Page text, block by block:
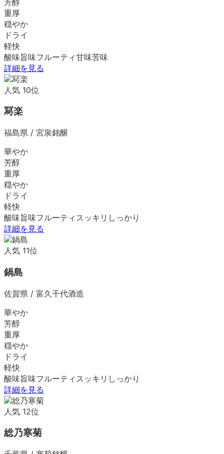
重厚
穏やか
ドライ
軽快
酸味旨味フルーティ甘味苦味
詳細を見る
人気 10位
冩楽
福島県 / 宮泉銘醸
華やか
芳醇
重厚
穏やか
ドライ
軽快
酸味旨味フルーティ スッキリ しっかり
詳細を見る
人気 11位
鍋島
佐賀県 / 富久千代酒造
華やか
芳醇
重厚
穏やか
ドライ
軽快
酸味旨味フルーティ スッキリ しっかり
詳細を見る
人気 12位
総乃寒菊